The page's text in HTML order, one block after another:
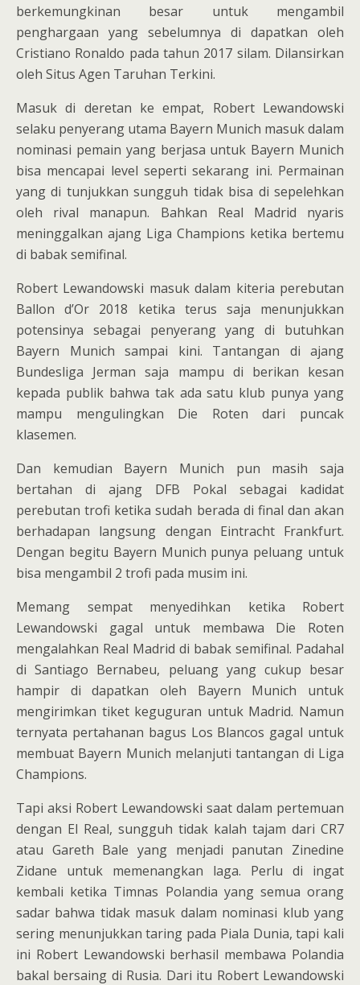
berkemungkinan besar untuk mengambil
penghargaan yang sebelumnya di dapatkan oleh
Cristiano Ronaldo pada tahun 2017 silam. Dilansirkan
oleh Situs Agen Taruhan Terkini.
Masuk di deretan ke empat, Robert Lewandowski
selaku penyerang utama Bayern Munich masuk dalam
nominasi pemain yang berjasa untuk Bayern Munich
bisa mencapai level seperti sekarang ini. Permainan
yang di tunjukkan sungguh tidak bisa di sepelehkan
oleh rival manapun. Bahkan Real Madrid nyaris
meninggalkan ajang Liga Champions ketika bertemu
di babak semifinal.
Robert Lewandowski masuk dalam kiteria perebutan
Ballon d’Or 2018 ketika terus saja menunjukkan
potensinya sebagai penyerang yang di butuhkan
Bayern Munich sampai kini. Tantangan di ajang
Bundesliga Jerman saja mampu di berikan kesan
kepada publik bahwa tak ada satu klub punya yang
mampu mengulingkan Die Roten dari puncak
klasemen.
Dan kemudian Bayern Munich pun masih saja
bertahan di ajang DFB Pokal sebagai kadidat
perebutan trofi ketika sudah berada di final dan akan
berhadapan langsung dengan Eintracht Frankfurt.
Dengan begitu Bayern Munich punya peluang untuk
bisa mengambil 2 trofi pada musim ini.
Memang sempat menyedihkan ketika Robert
Lewandowski gagal untuk membawa Die Roten
mengalahkan Real Madrid di babak semifinal. Padahal
di Santiago Bernabeu, peluang yang cukup besar
hampir di dapatkan oleh Bayern Munich untuk
mengirimkan tiket keguguran untuk Madrid. Namun
ternyata pertahanan bagus Los Blancos gagal untuk
membuat Bayern Munich melanjuti tantangan di Liga
Champions.
Tapi aksi Robert Lewandowski saat dalam pertemuan
dengan El Real, sungguh tidak kalah tajam dari CR7
atau Gareth Bale yang menjadi panutan Zinedine
Zidane untuk memenangkan laga. Perlu di ingat
kembali ketika Timnas Polandia yang semua orang
sadar bahwa tidak masuk dalam nominasi klub yang
sering menunjukkan taring pada Piala Dunia, tapi kali
ini Robert Lewandowski berhasil membawa Polandia
bakal bersaing di Rusia. Dari itu Robert Lewandowski